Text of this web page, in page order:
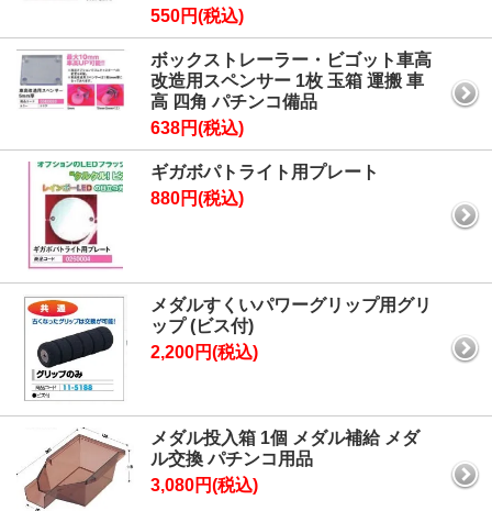
550円(税込)
ボックストレーラー・ビゴット車高
改造用スペンサー 1枚 玉箱 運搬 車
高 四角 パチンコ備品
638円(税込)
ギガボパトライト用プレート
880円(税込)
メダルすくいパワーグリップ用グリ
ップ (ビス付)
2,200円(税込)
メダル投入箱 1個 メダル補給 メダ
ル交換 パチンコ用品
3,080円(税込)